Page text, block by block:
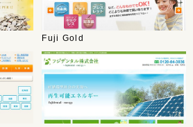
Fuji Gold